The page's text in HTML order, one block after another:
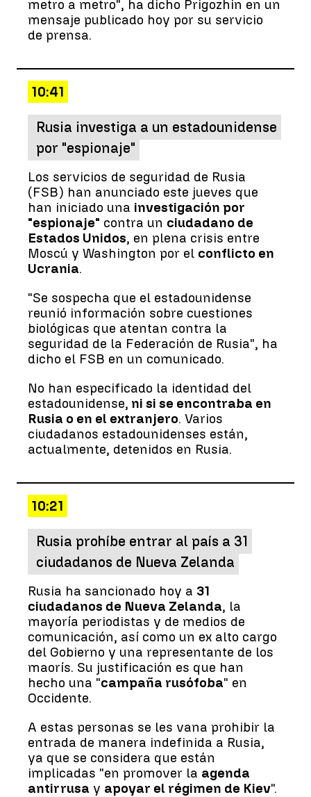
metro a metro", ha dicho Prigozhin en un
mensaje publicado hoy por su servicio
de prensa.
10:41
Rusia investiga a un estadounidense
por "espionaje"
Los servicios de seguridad de Rusia
(FSB) han anunciado este jueves que
han iniciado una investigación por
"espionaje" contra un ciudadano de
Estados Unidos, en plena crisis entre
Moscú y Washington por el conflicto en
Ucrania.
"Se sospecha que el estadounidense
reunió información sobre cuestiones
biológicas que atentan contra la
seguridad de la Federación de Rusia", ha
dicho el FSB en un comunicado.
No han especificado la identidad del
estadounidense, ni si se encontraba en
Rusia o en el extranjero. Varios
ciudadanos estadounidenses están,
actualmente, detenidos en Rusia.
10:21
Rusia prohíbe entrar al país a 31
ciudadanos de Nueva Zelanda
Rusia ha sancionado hoy a 31
ciudadanos de Nueva Zelanda, la
mayoría periodistas y de medios de
comunicación, así como un ex alto cargo
del Gobierno y una representante de los
maorís. Su justificación es que han
hecho una "campaña rusófoba" en
Occidente.
A estas personas se les vana prohibir la
entrada de manera indefinida a Rusia,
ya que se considera que están
implicadas "en promover la agenda
antirrusa y apoyar el régimen de Kiev".